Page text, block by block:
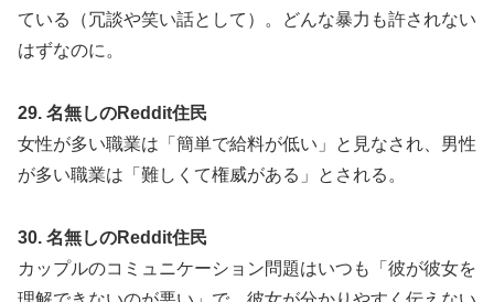
ている（冗談や笑い話として）。どんな暴力も許されない
はずなのに。
29. 名無しのReddit住民
女性が多い職業は「簡単で給料が低い」と見なされ、男性
が多い職業は「難しくて権威がある」とされる。
30. 名無しのReddit住民
カップルのコミュニケーション問題はいつも「彼が彼女を